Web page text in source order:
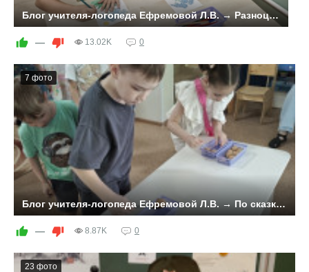
Блог учителя-логопеда Ефремовой Л.В. → Разноцветные сказки
— 13.02K 0
7 фото
Блог учителя-логопеда Ефремовой Л.В. → По сказкам А.С,Пушкина
— 8.87K 0
23 фото